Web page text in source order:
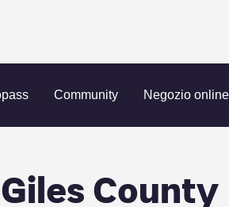
Community Negozio online
Giles County